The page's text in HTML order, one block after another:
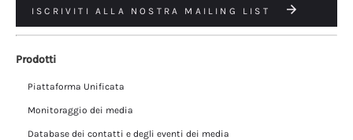
ISCRIVITI ALLA NOSTRA MAILING LIST
Prodotti
Piattaforma Unificata
Monitoraggio dei media
Database dei contatti e degli eventi dei media